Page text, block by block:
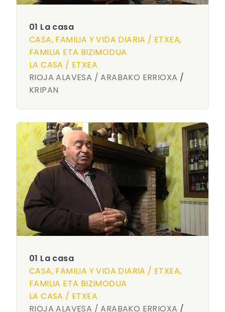
01 La casa
CASA, FAMILIA Y VIDA DIARIA / ETXEA,
FAMILIA ETA BIZIMODUA
LA CASA / ETXEA
RIOJA ALAVESA / ARABAKO ERRIOXA /
KRIPAN
01 La casa
CASA, FAMILIA Y VIDA DIARIA / ETXEA,
FAMILIA ETA BIZIMODUA
LA CASA / ETXEA
RIOJA ALAVESA / ARABAKO ERRIOXA /